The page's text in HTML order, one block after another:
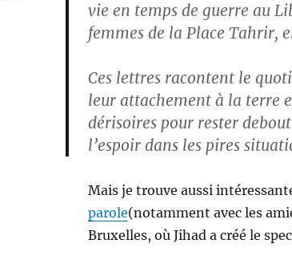
vie en temps de guerre au
femmes de la Place Tahrir,
Ces lettres racontent le
leur attachement à la terre
dérisoires pour rester
l’espoir dans les pires
Mais je trouve aussi
parole(notamment avec les
Bruxelles, où Jihad a créé le